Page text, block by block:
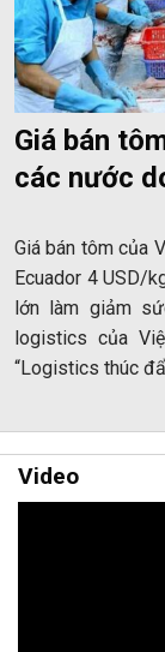
Giá bán
các nước
Giá bán tôm của
Ecuador 4 USD/
lớn làm giảm
logistics của
“Logistics thúc
Video